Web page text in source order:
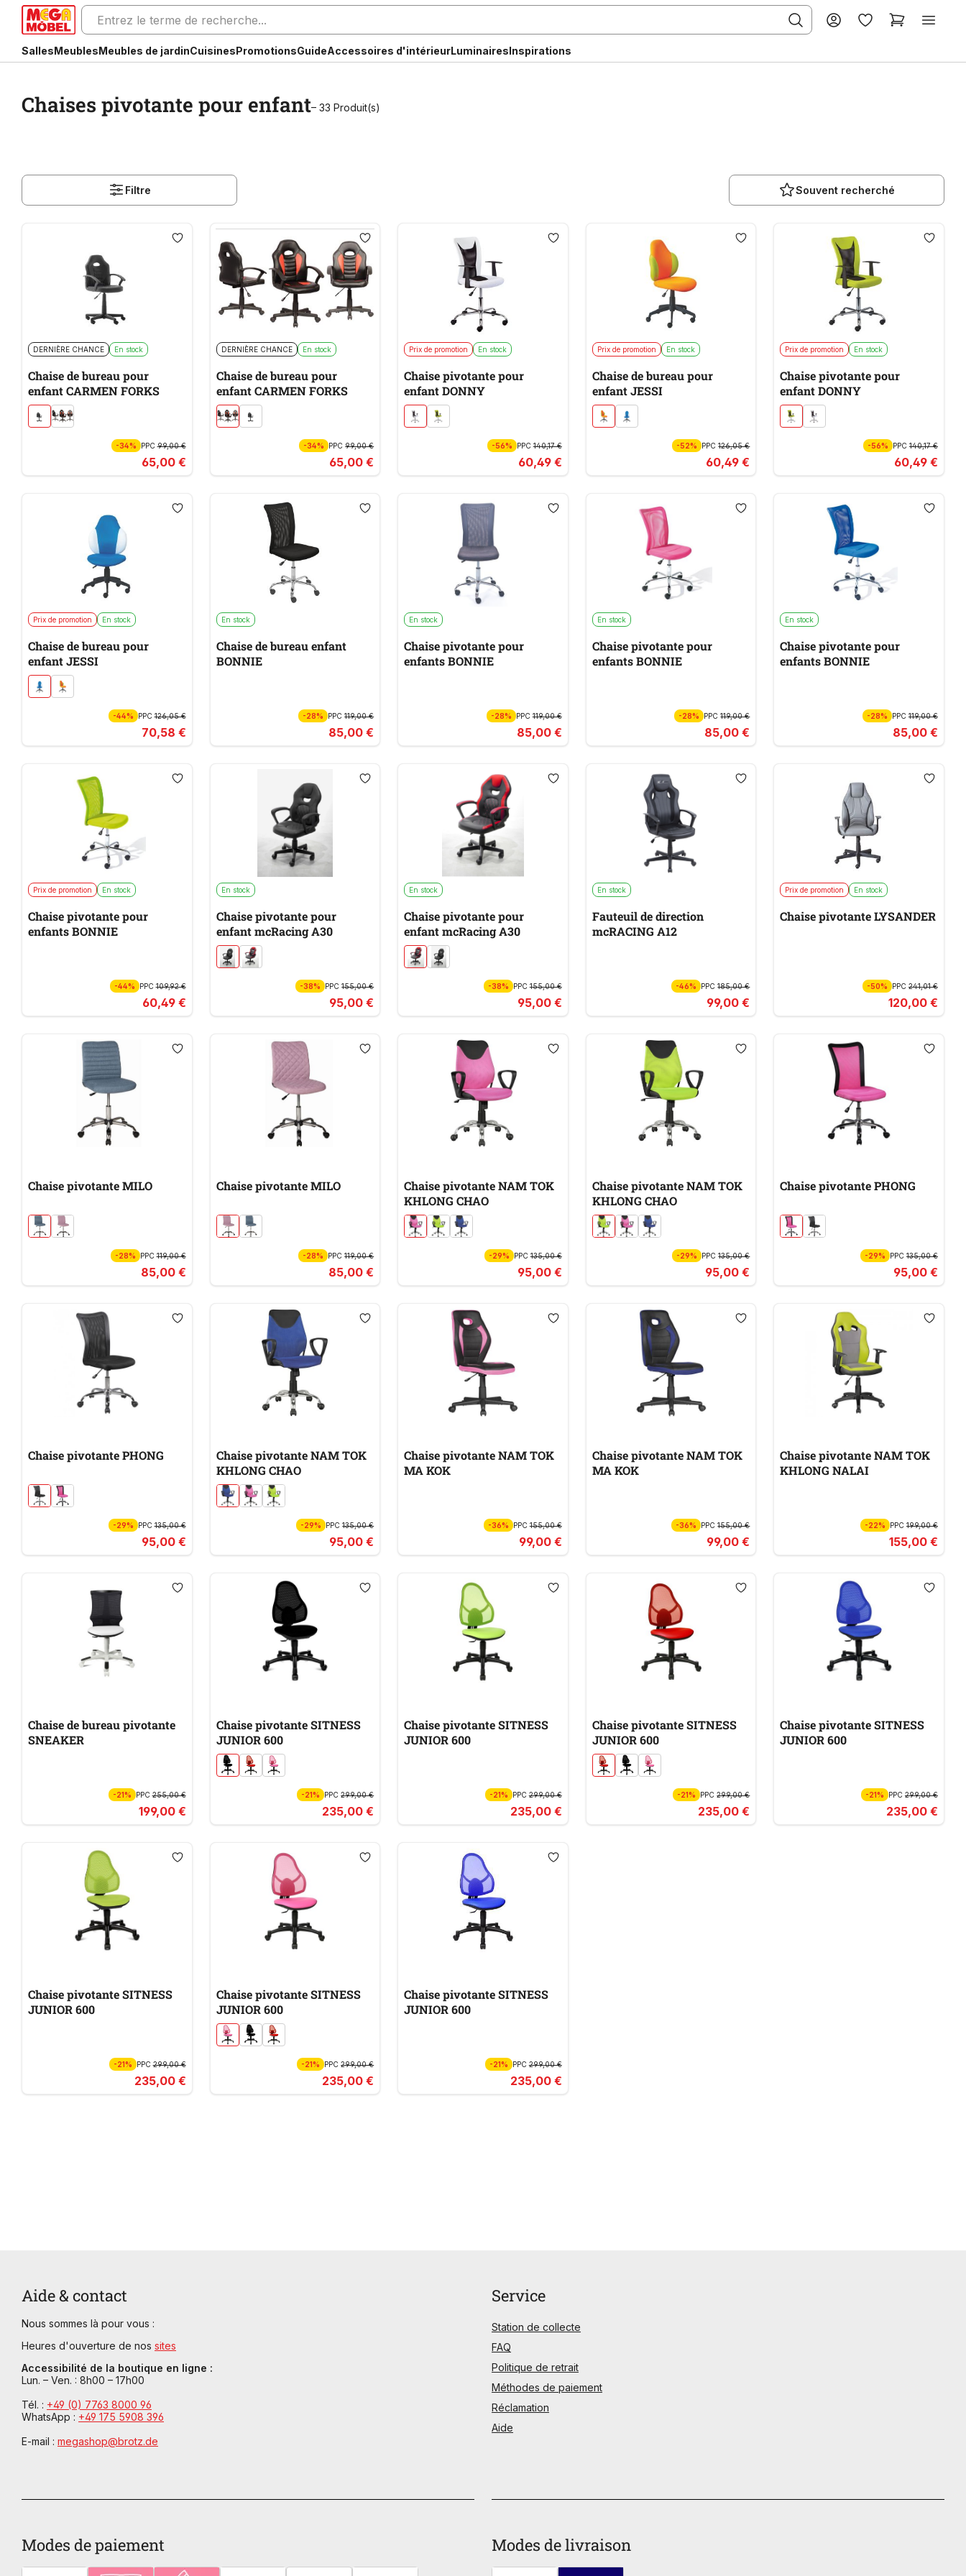
SallesMeublesMeubles de jardinCuisinesPromotionsGuideAccessoires d'intérieurLuminairesInspirations
Chaises pivotante pour enfant– 33 Produit(s)
Filtre Souvent recherché
DERNIÈRE CHANCE En stock
Chaise de bureau pour
enfant CARMEN FORKS
-34% PPC99,00 €
65,00 €
DERNIÈRE CHANCE En stock
Chaise de bureau pour
enfant CARMEN FORKS
-34% PPC99,00 €
65,00 €
Prix de promotion En stock
Chaise pivotante pour
enfant DONNY
-56% PPC140,17 €
60,49 €
Prix de promotion En stock
Chaise de bureau pour
enfant JESSI
-52% PPC126,05 €
60,49 €
Prix de promotion En stock
Chaise pivotante pour
enfant DONNY
-56% PPC 140,17 €
60,49 €
Prix de promotion En stock
Chaise de bureau pour
enfant JESSI
-44% PPC126,05 €
70,58 €
En stock
Chaise de bureau enfant
BONNIE
-28% PPC119,00 €
85,00 €
En stock
Chaise pivotante pour
enfants BONNIE
-28% PPC119,00 €
85,00 €
En stock
Chaise pivotante pour
enfants BONNIE
-28% PPC119,00 €
85,00 €
En stock
Chaise pivotante pour
enfants BONNIE
-28% PPC 119,00 €
85,00 €
Prix de promotion En stock
Chaise pivotante pour
enfants BONNIE
-44% PPC109,92 €
60,49 €
En stock
Chaise pivotante pour
enfant mcRacing A30
-38% PPC155,00 €
95,00 €
En stock
Chaise pivotante pour
enfant mcRacing A30
-38% PPC155,00 €
95,00 €
En stock
Fauteuil de direction
mcRACING A12
-46% PPC185,00 €
99,00 €
Prix de promotion En stock
Chaise pivotante LYSANDER
-50% PPC 241,01 €
120,00 €
Chaise pivotante MILO
-28% PPC119,00 €
85,00 €
Chaise pivotante MILO
-28% PPC119,00 €
85,00 €
Chaise pivotante NAM TOK
KHLONG CHAO
-29% PPC135,00 €
95,00 €
Chaise pivotante NAM TOK
KHLONG CHAO
-29% PPC135,00 €
95,00 €
Chaise pivotante PHONG
-29% PPC 135,00 €
95,00 €
Chaise pivotante PHONG
-29% PPC135,00 €
95,00 €
Chaise pivotante NAM TOK
KHLONG CHAO
-29% PPC135,00 €
95,00 €
Chaise pivotante NAM TOK
MA KOK
-36% PPC155,00 €
99,00 €
Chaise pivotante NAM TOK
MA KOK
-36% PPC155,00 €
99,00 €
Chaise pivotante NAM TOK
KHLONG NALAI
-22% PPC 199,00 €
155,00 €
Chaise de bureau pivotante
SNEAKER
-21% PPC255,00 €
199,00 €
Chaise pivotante SITNESS
JUNIOR 600
-21% PPC299,00 €
235,00 €
Chaise pivotante SITNESS
JUNIOR 600
-21% PPC299,00 €
235,00 €
Chaise pivotante SITNESS
JUNIOR 600
-21% PPC299,00 €
235,00 €
Chaise pivotante SITNESS
JUNIOR 600
-21% PPC 299,00 €
235,00 €
Chaise pivotante SITNESS
JUNIOR 600
-21% PPC299,00 €
235,00 €
Chaise pivotante SITNESS
JUNIOR 600
-21% PPC299,00 €
235,00 €
Chaise pivotante SITNESS
JUNIOR 600
-21% PPC299,00 €
235,00 €
Aide & contact
Nous sommes là pour vous :
Heures d'ouverture de nos sites
Accessibilité de la boutique en ligne :
Lun. – Ven. : 8h00 – 17h00
Tél. : +49 (0) 7763 8000 96
WhatsApp : +49 175 5908 396
E-mail : megashop@brotz.de
Modes de paiement Modes de livraison
Service
Station de collecte
FAQ
Politique de retrait
Méthodes de paiement
Réclamation
Aide